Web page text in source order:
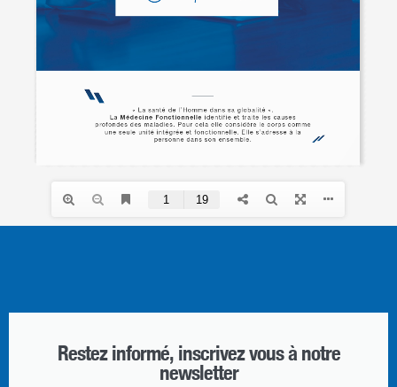
Restez informé, inscrivez vous à notre
newsletter​